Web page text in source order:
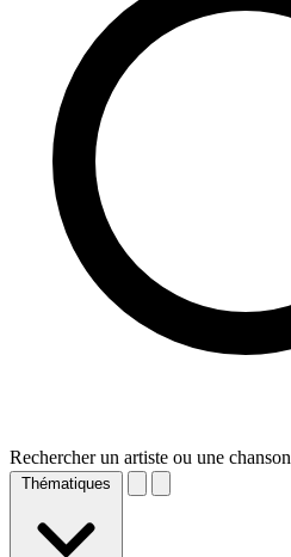
Rechercher un artiste ou une chanson
Thématiques